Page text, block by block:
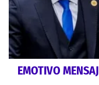
EMOTIVO